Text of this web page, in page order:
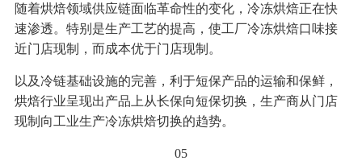
随着烘焙领域供应链面临革命性的变化，冷冻烘焙正在快
速渗透。特别是生产工艺的提高，使工厂冷冻烘焙口味接
近门店现制，而成本优于门店现制。
以及冷链基础设施的完善，利于短保产品的运输和保鲜，
烘焙行业呈现出产品上从长保向短保切换，生产商从门店
现制向工业生产冷冻烘焙切换的趋势。
05